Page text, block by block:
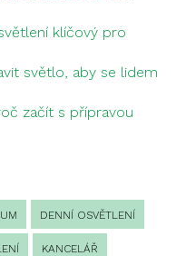
klíčový pro
světlo, aby se lidem
začít s přípravou
DENNÍ OSVĚTLENÍ
KANCELÁŘ